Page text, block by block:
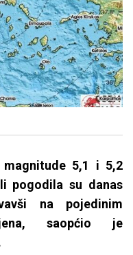
magnitude 5,1 i 5,2
pogodila su danas
na pojedinim
saopćio je